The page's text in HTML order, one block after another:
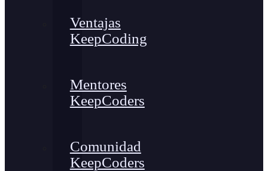
Ventajas
KeepCoding
Mentores
KeepCoders
Comunidad
KeepCoders